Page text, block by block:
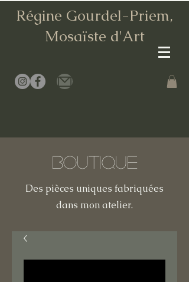
Régine Gourdel-Priem,
Mosaïste d'Art
Boutique
Des pièces uniques fabriquées
dans mon atelier.